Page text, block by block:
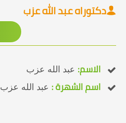
دكتوراه عبد الله عزب
الاسم: عبد الله عزب
اسم الشهرة : عبد الله عزب